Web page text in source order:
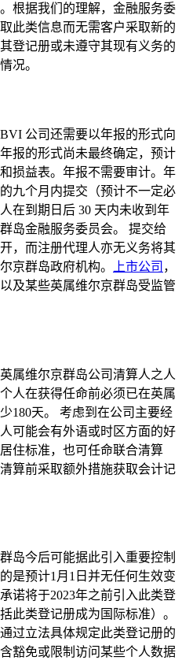
根据我们的理解，金融服务委
此类信息而无需客户采取新的
登记册或未遵守其现有义务的
况。
公司还需要以年报的形式向
报的形式尚未最终确定，预计
损益表。年报不需要审计。年
九个月内提交（预计不一定必
在到期日后 30 天内未收到年
岛金融服务委员会。 提交给
，而注册代理人亦无义务将其
京群岛政府机构。
上市公司 ，
及某些英属维尔京群岛受监管
属维尔京群岛公司清算人之人
人在获得任命前必须已在英属
180天。 考虑到在公司主要经
可能会有外语或时区方面的好
住标准，也可任命联合清算
算前采取额外措施获取会计记
岛今后可能据此引入重要控制
是预计1月1日并无任何生效变
诺将于2023年之前引入此类登
此类登记册成为国际标准）。
过立法具体规定此类登记册的
豁免或限制访问某些个人数据